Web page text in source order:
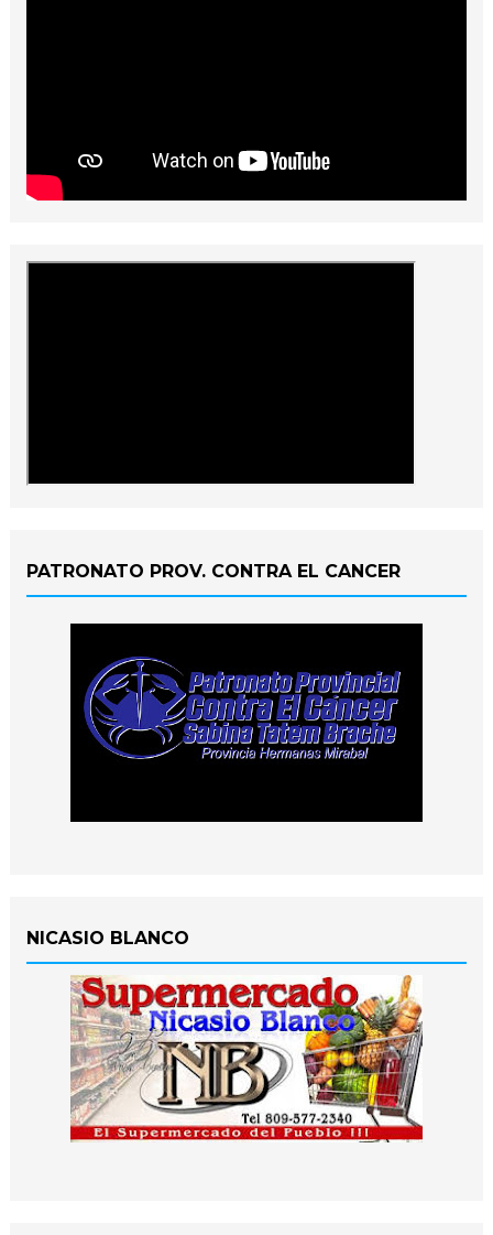
PATRONATO PROV. CONTRA EL CANCER
NICASIO BLANCO